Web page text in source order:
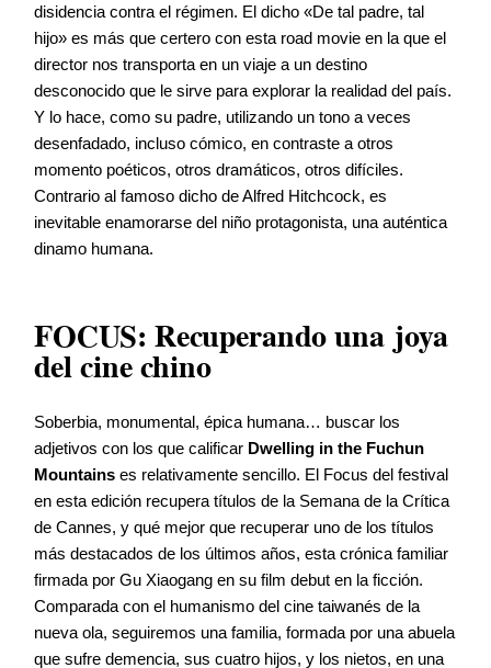
disidencia contra el régimen. El dicho «De tal padre, tal
hijo» es más que certero con esta road movie en la que el
director nos transporta en un viaje a un destino
desconocido que le sirve para explorar la realidad del país.
Y lo hace, como su padre, utilizando un tono a veces
desenfadado, incluso cómico, en contraste a otros
momento poéticos, otros dramáticos, otros difíciles.
Contrario al famoso dicho de Alfred Hitchcock, es
inevitable enamorarse del niño protagonista, una auténtica
dinamo humana.
FOCUS: Recuperando una joya
del cine chino
Soberbia, monumental, épica humana… buscar los
adjetivos con los que calificar Dwelling in the Fuchun
Mountains es relativamente sencillo. El Focus del festival
en esta edición recupera títulos de la Semana de la Crítica
de Cannes, y qué mejor que recuperar uno de los títulos
más destacados de los últimos años, esta crónica familiar
firmada por Gu Xiaogang en su film debut en la ficción.
Comparada con el humanismo del cine taiwanés de la
nueva ola, seguiremos una familia, formada por una abuela
que sufre demencia, sus cuatro hijos, y los nietos, en una